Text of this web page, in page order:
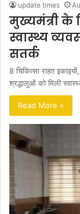
update times
मुख्यमंत्री के
स्वास्थ्य
सतर्क
8 चिकित्सा राहत
श्रद्धालुओं को मिली
Read More »